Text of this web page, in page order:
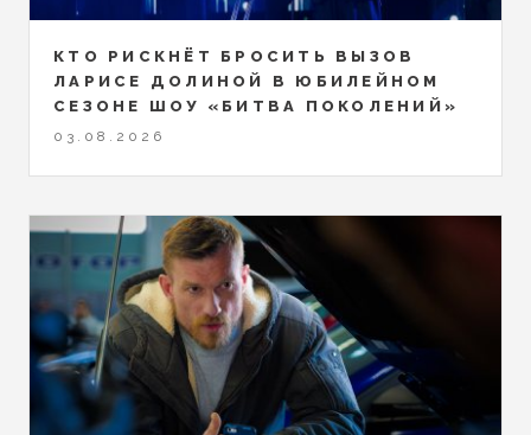
КТО РИСКНЁТ БРОСИТЬ ВЫЗОВ
ЛАРИСЕ ДОЛИНОЙ В ЮБИЛЕЙНОМ
СЕЗОНЕ ШОУ «БИТВА ПОКОЛЕНИЙ»
03.08.2026